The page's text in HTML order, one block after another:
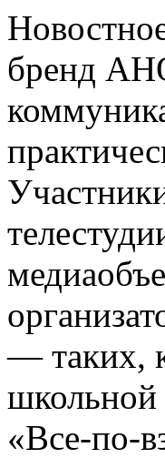
бренд
— таких,
школьной
«Все-по-